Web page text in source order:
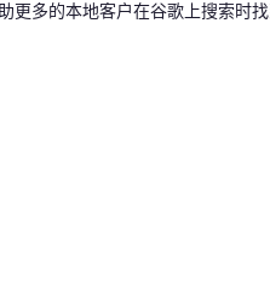
更多的本地客户在谷歌上搜索时